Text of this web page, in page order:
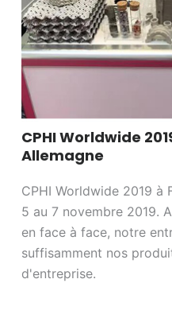
CPHI Worldwide
Allemagne
CPHI Worldwide 2019 à
5 au 7 novembre 2019.
en face à face, notre
suffisamment nos
d'entreprise.